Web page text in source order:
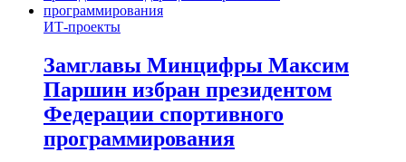
ИТ-проекты
Замглавы Минцифры Максим
Паршин избран президентом
Федерации спортивного
программирования